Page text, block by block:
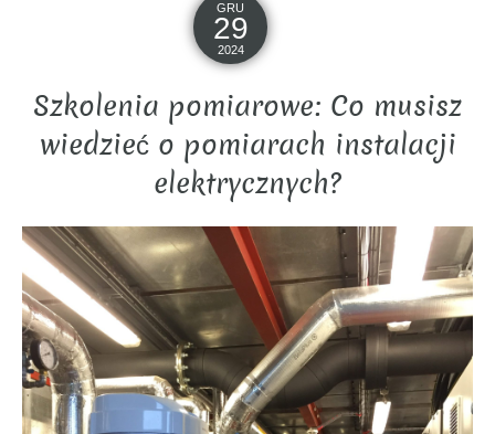
GRU
29
2024
Szkolenia pomiarowe: Co musisz
wiedzieć o pomiarach instalacji
elektrycznych?